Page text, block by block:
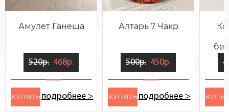
Амулет Ганеша
520р. 468р.
KУПИТЬ подробнее >
Алтарь 7 Чакр
500р. 450р.
KУПИТЬ подробнее >